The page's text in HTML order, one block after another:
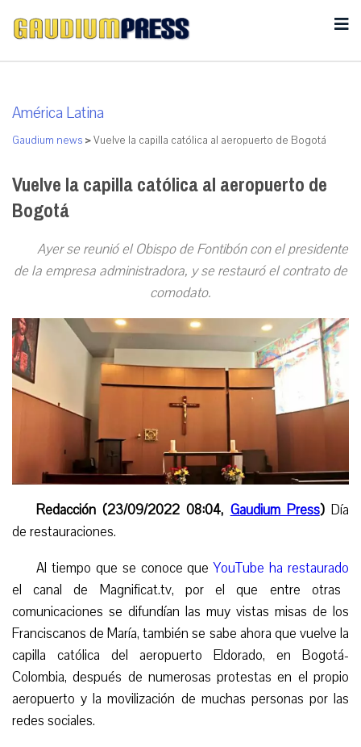
América Latina
Gaudium news >Vuelve la capilla católica al aeropuerto de Bogotá
Vuelve la capilla católica al aeropuerto de
Bogotá
Ayer se reunió el Obispo de Fontibón con el presidente
de la empresa administradora, y se restauró el contrato de
comodato.
Redacción (23/09/2022 08:04, Gaudium Press) Día
de restauraciones.
Al tiempo que se conoce queYouTube ha restaurado
el canal de Magnificat.tv, por el que entre otras
comunicaciones se difundían las muy vistas misas de los
Franciscanos de María, también se sabe ahora que vuelve la
capilla católica del aeropuerto Eldorado, en Bogotá-
Colombia, después de numerosas protestas en el propio
aeropuerto y la movilización de muchas personas por las
redes sociales.